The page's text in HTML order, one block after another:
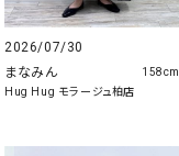
2026/07/30
まなみん
Hug Hug モラージュ柏店
158cm